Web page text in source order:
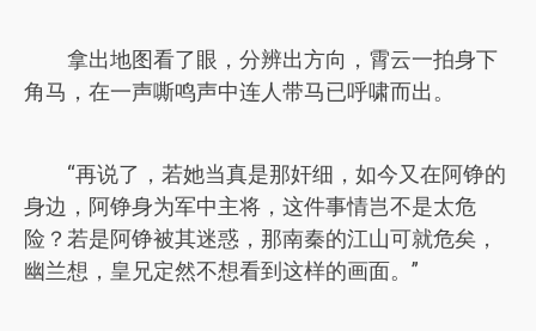
拿出地图看了眼，分辨出方向，霄云一拍身下
角马，在一声嘶鸣声中连人带马已呼啸而出。
“再说了，若她当真是那奸细，如今又在阿铮的
身边，阿铮身为军中主将，这件事情岂不是太危
险？若是阿铮被其迷惑，那南秦的江山可就危矣，
幽兰想，皇兄定然不想看到这样的画面。”